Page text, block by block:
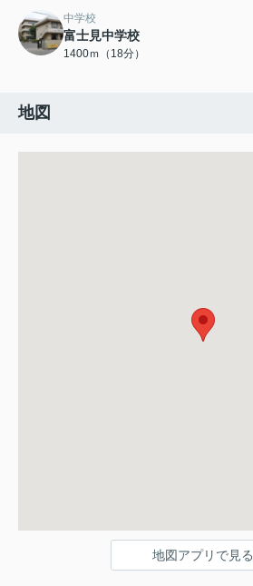
中学校
富士見中学校
1400ｍ（18分）
地図
地図アプリで見る